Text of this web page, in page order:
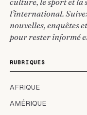
culture, le sport et la
l’international.
nouvelles, enquêtes
pour rester informé
RUBRIQUES
AFRIQUE
AMÉRIQUE